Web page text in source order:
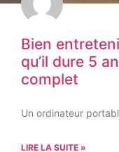
Bien
qu’il dure 5
complet
Un ordinateur
LIRE LA SUITE »